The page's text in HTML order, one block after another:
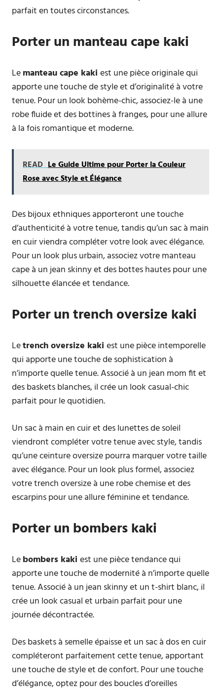
parfait en toutes circonstances.
Porter un manteau cape kaki
Lemanteau cape kaki est une pièce originale qui
apporte une touche de style et d’originalité à votre
tenue. Pour un look bohème-chic, associez-le à une
robe fluide et des bottines à franges, pour une allure
à la fois romantique et moderne.
READ Le Guide Ultime pour Porter la Couleur
Rose avec Style et Élégance
Des bijoux ethniques apporteront une touche
d’authenticité à votre tenue, tandis qu’un sac à main
en cuir viendra compléter votre look avec élégance.
Pour un look plus urbain, associez votre manteau
cape à un jean skinny et des bottes hautes pour une
silhouette élancée et tendance.
Porter un trench oversize kaki
Letrench oversize kaki est une pièce intemporelle
qui apporte une touche de sophistication à
n’importe quelle tenue. Associé à un jean mom fit et
des baskets blanches, il crée un look casual-chic
parfait pour le quotidien.
Un sac à main en cuir et des lunettes de soleil
viendront compléter votre tenue avec style, tandis
qu’une ceinture oversize pourra marquer votre taille
avec élégance. Pour un look plus formel, associez
votre trench oversize à une robe chemise et des
escarpins pour une allure féminine et tendance.
Porter un bombers kaki
Lebombers kaki est une pièce tendance qui
apporte une touche de modernité à n’importe quelle
tenue. Associé à un jean skinny et un t-shirt blanc, il
crée un look casual et urbain parfait pour une
journée décontractée.
Des baskets à semelle épaisse et un sac à dos en cuir
compléteront parfaitement cette tenue, apportant
une touche de style et de confort. Pour une touche
d’élégance, optez pour des boucles d’oreilles